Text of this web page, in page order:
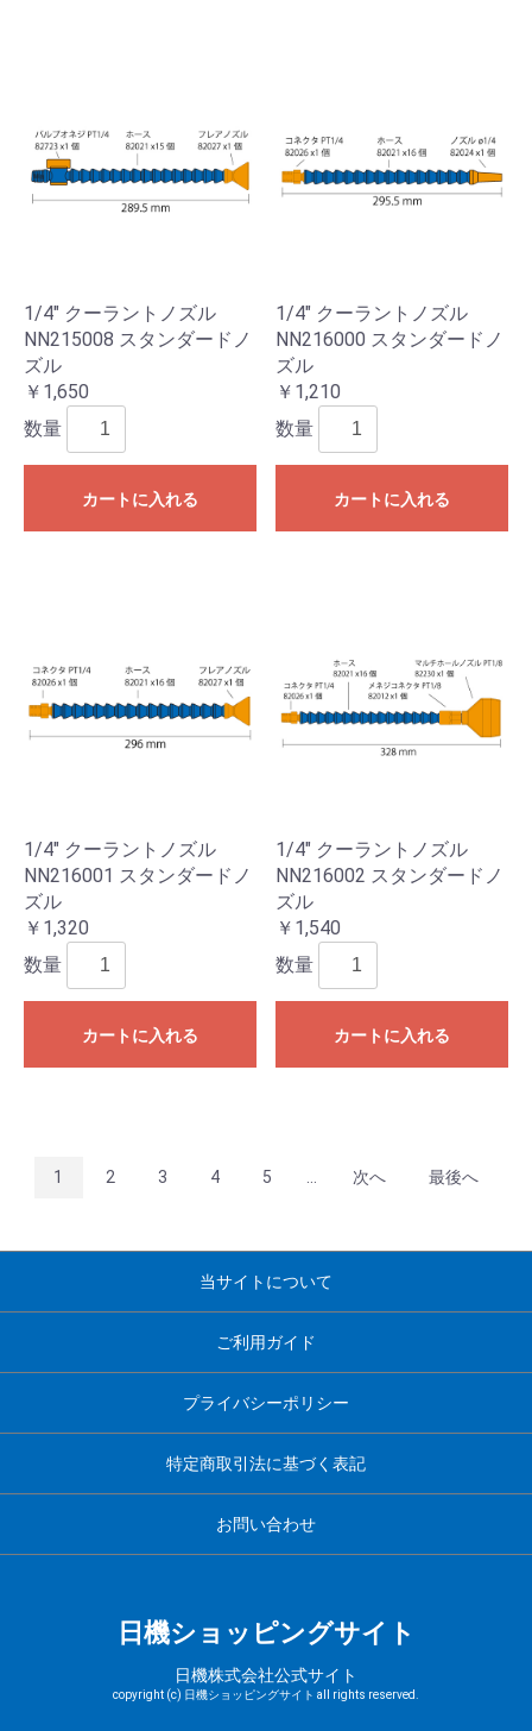
1/4" クーラントノズル
NN215008 スタンダードノ
ズル
￥1,650
数量
カートに入れる
1/4" クーラントノズル
NN216000 スタンダードノ
ズル
￥1,210
数量
カートに入れる
1/4" クーラントノズル
NN216001 スタンダードノ
ズル
￥1,320
数量
カートに入れる
1/4" クーラントノズル
NN216002 スタンダードノ
ズル
￥1,540
数量
カートに入れる
1 2 3 4 5 次へ 最後へ
当サイトについて
ご利用ガイド
プライバシーポリシー
特定商取引法に基づく表記
お問い合わせ
日機ショッピングサイト
日機株式会社公式サイト
copyright (c) 日機ショッピングサイト all rights reserved.